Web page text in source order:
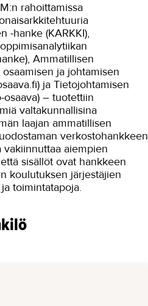
kehittäminen
kuljetus- ja
rahoittamissa
-hanke (KARKKI),
Ammatillisen
ja johtamisen
ja Tietojohtamisen
– tuotettiin
valtakunnallisina
laajan ammatillisen
verkostohankkeen
aiempien
sisällöt ovat hankkeen
koulutuksen järjestäjien
toimintatapoja.